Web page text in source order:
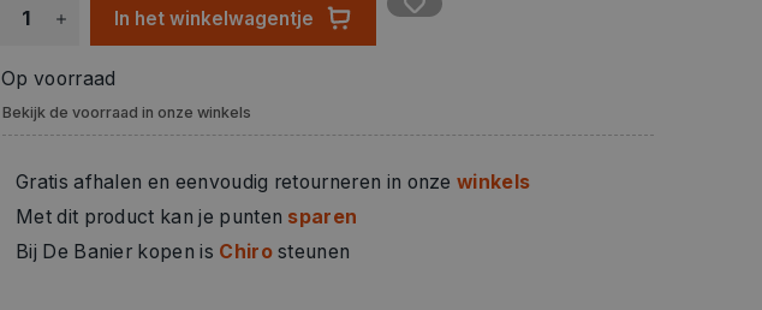
In het winkelwagentje
Op voorraad
Bekijk de voorraad in onze winkels
Gratis afhalen en eenvoudig retourneren in onzewinkels
Met dit product kan je punten sparen
Bij De Banier kopen is Chirosteunen